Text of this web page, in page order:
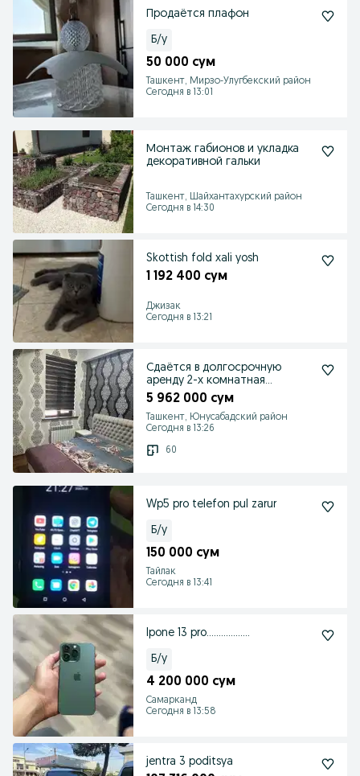
Продаётся плафон
Б/у
50 000 сум
Ташкент, Мирзо-Улугбекский район
Сегодня в 13:01
Монтаж габионов и укладка
декоративной гальки
Ташкент, Шайхантахурский район
Сегодня в 14:30
Skottish fold xali yosh
1 192 400 сум
Джизак
Сегодня в 13:21
Сдаётся в долгосрочную
аренду 2-х комнатная
квартира
5 962 000 сум
Ташкент, Юнусабадский район
Сегодня в 13:26
60
Wp5 pro telefon pul zarur
Б/у
150 000 сум
Тайлак
Сегодня в 13:41
Ipone 13 pro………………
Б/у
4 200 000 сум
Самарканд
Сегодня в 13:58
jentra 3 poditsya